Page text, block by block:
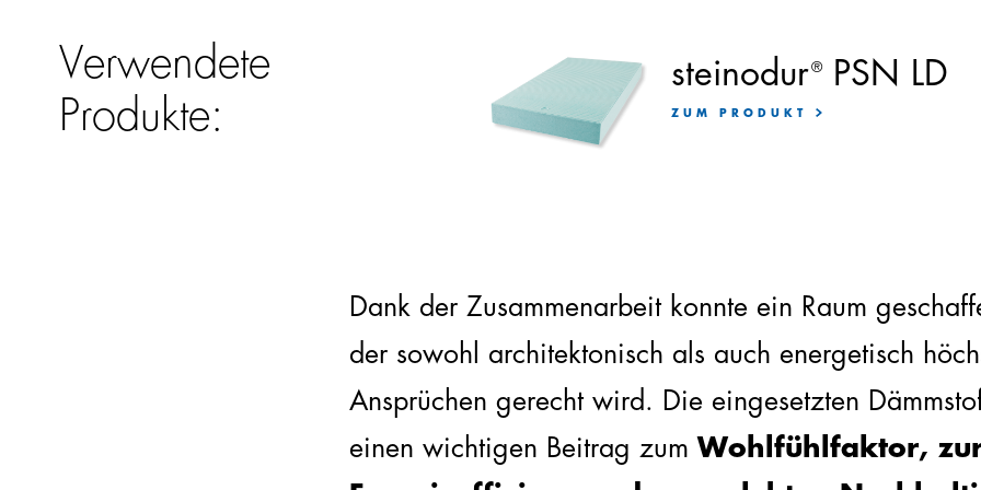
Verwendete
Produkte:
steinodur®PSN LD
ZUM PRODUKT
Dank der Zusammenarbeit konnte ein Raum
der sowohl architektonisch als auch energetisch
Ansprüchen gerecht wird. Die eingesetzten
einen wichtigen Beitrag zum Wohlfühlfaktor,